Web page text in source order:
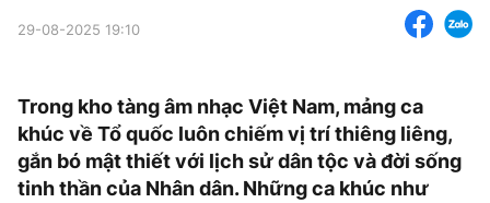
29-08-2025 19:10
Trong kho tàng âm nhạc Việt Nam, mảng ca
khúc về Tổ quốc luôn chiếm vị trí thiêng liêng,
gắn bó mật thiết với lịch sử dân tộc và đời sống
tinh thần của Nhân dân. Những ca khúc như